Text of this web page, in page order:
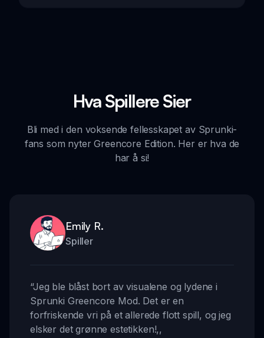
Hva Spillere Sier
Bli med i den voksende fellesskapet av Sprunki-
fans som nyter Greencore Edition. Her er hva de
har å si!
Emily R.
Spiller
“Jeg ble blåst bort av visualene og lydene i
Sprunki Greencore Mod. Det er en
forfriskende vri på et allerede flott spill, og jeg
elsker det grønne estetikken!,,